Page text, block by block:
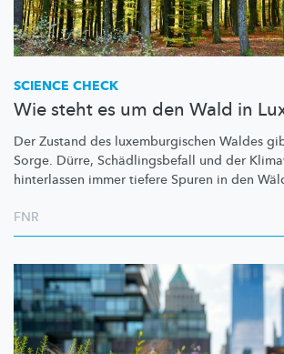
SCIENCE CHECK
Wie steht es um den Wald in
Der Zustand des luxemburgischen Waldes
Sorge. Dürre, Schädlingsbefall und der
hinterlassen immer tiefere Spuren in den
FNR